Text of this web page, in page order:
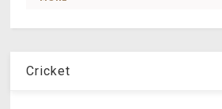
Cricket